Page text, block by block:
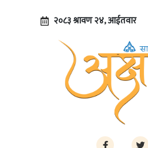
२०८३ श्रावण २४, आईतवार